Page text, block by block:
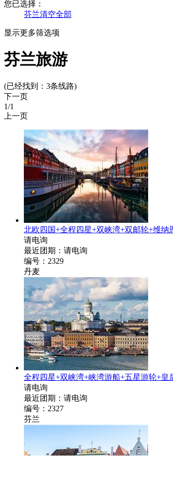
您已选择：
芬兰清空全部
显示更多筛选项
芬兰旅游
(已经找到： 3条线路)
下一页
1/1
上一页
北欧四国+全程四星+双峡湾+双邮轮+维纳
请电询
最近团期：请电询
编号：2329
丹麦
全程四星+双峡湾+峡湾游船+五星游轮+皇
请电询
最近团期：请电询
编号：2327
芬兰